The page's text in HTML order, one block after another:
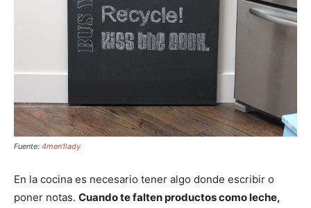
Fuente: 4men1lady
En la cocina es necesario tener algo donde escribir o
poner notas. Cuando te falten productos como leche,